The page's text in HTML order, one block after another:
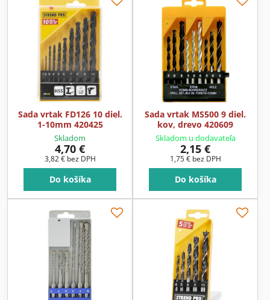
Sada vrtak FD126 10 diel.
1-10mm 420425
Skladom
4,70 €
3,82 € bez DPH
Do košíka
Sada vrtak MS500 9 diel.
kov, drevo 420609
Skladom u dodavateľa
2,15 €
1,75 € bez DPH
Do košíka